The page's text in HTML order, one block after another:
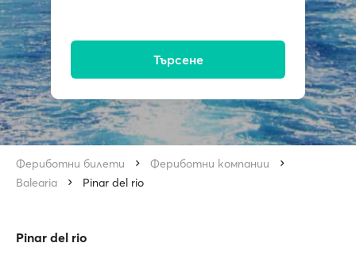
Търсене
Фериботни билети
Фериботни компании
Balearia
Pinar del rio
Pinar del rio